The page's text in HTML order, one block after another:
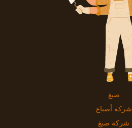
صبغ
شركة أصباغ
شركة صبغ